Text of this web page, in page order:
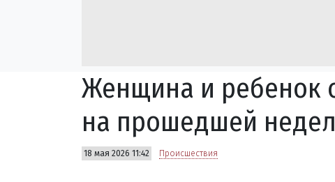
Женщина и ребенок
на прошедшей
18 мая 2026 11:42 Происшествия